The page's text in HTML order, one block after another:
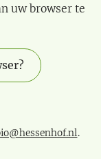
uw browser te
.